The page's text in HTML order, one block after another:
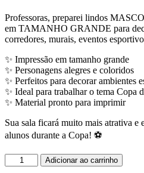
Professoras, preparei lindos
em TAMANHO GRANDE para
corredores, murais, eventos
✨ Impressão em tamanho grande
✨ Personagens alegres e coloridos
✨ Perfeitos para decorar ambientes
✨ Ideal para trabalhar o tema Copa
✨ Material pronto para imprimir
Sua sala ficará muito mais atrativa e
alunos durante a Copa! ⚽
Mascotes
da
Adicionar ao carrinho